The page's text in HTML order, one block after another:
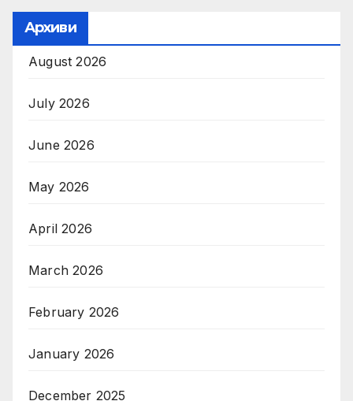
Архиви
August 2026
July 2026
June 2026
May 2026
April 2026
March 2026
February 2026
January 2026
December 2025